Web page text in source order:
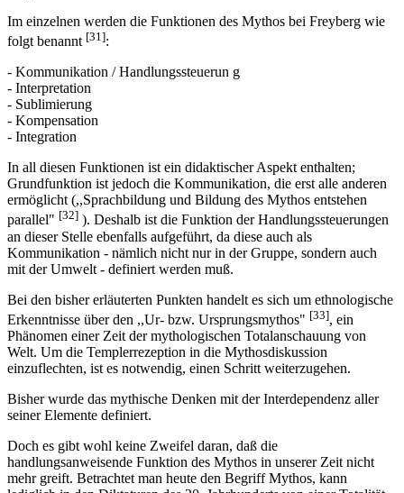
Im einzelnen werden die Funktionen des Mythos bei Freyberg wie
folgt benannt [31]:
- Kommunikation / Handlungssteuerun g
- Interpretation
- Sublimierung
- Kompensation
- Integration
In all diesen Funktionen ist ein didaktischer Aspekt enthalten;
Grundfunktion ist jedoch die Kommunikation, die erst alle anderen
ermöglicht (,,Sprachbildung und Bildung des Mythos entstehen
parallel" [32] ). Deshalb ist die Funktion der Handlungssteuerungen
an dieser Stelle ebenfalls aufgeführt, da diese auch als
Kommunikation - nämlich nicht nur in der Gruppe, sondern auch
mit der Umwelt - definiert werden muß.
Bei den bisher erläuterten Punkten handelt es sich um ethnologische
Erkenntnisse über den ,,Ur- bzw. Ursprungsmythos" [33], ein
Phänomen einer Zeit der mythologischen Totalanschauung von
Welt. Um die Templerrezeption in die Mythosdiskussion
einzuflechten, ist es notwendig, einen Schritt weiterzugehen.
Bisher wurde das mythische Denken mit der Interdependenz aller
seiner Elemente definiert.
Doch es gibt wohl keine Zweifel daran, daß die
handlungsanweisende Funktion des Mythos in unserer Zeit nicht
mehr greift. Betrachtet man heute den Begriff Mythos, kann